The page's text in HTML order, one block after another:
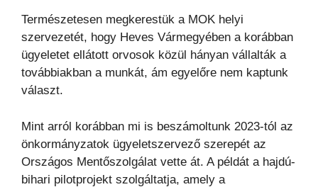
Természetesen megkerestük a MOK helyi
szervezetét, hogy Heves Vármegyében a korábban
ügyeletet ellátott orvosok közül hányan vállalták a
továbbiakban a munkát, ám egyelőre nem kaptunk
választ.
Mint arról korábban mi is beszámoltunk 2023-tól az
önkormányzatok ügyeletszervező szerepét az
Országos Mentőszolgálat vette át. A példát a hajdú-
bihari pilotprojekt szolgáltatja, amely a